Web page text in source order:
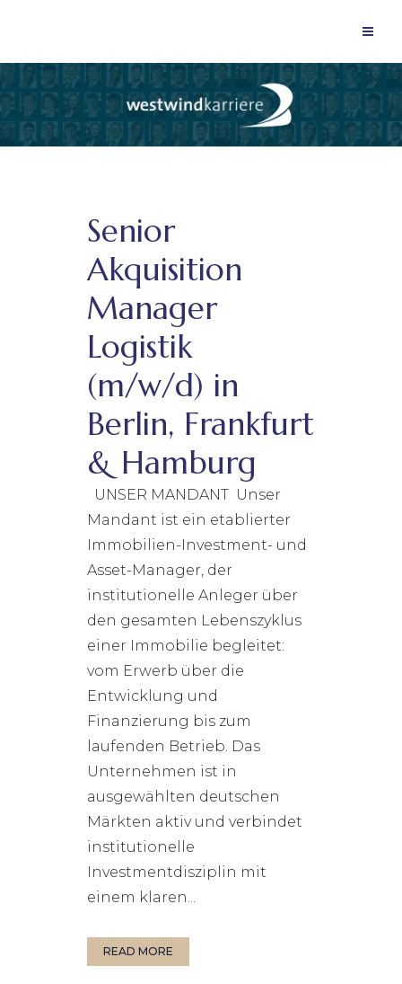
Senior
Akquisition
Manager
Logistik
(m/w/d) in
Berlin, Frankfurt
& Hamburg
UNSER MANDANT Unser
Mandant ist ein etablierter
Immobilien-Investment- und
Asset-Manager, der
institutionelle Anleger über
den gesamten Lebenszyklus
einer Immobilie begleitet:
vom Erwerb über die
Entwicklung und
Finanzierung bis zum
laufenden Betrieb. Das
Unternehmen ist in
ausgewählten deutschen
Märkten aktiv und verbindet
institutionelle
Investmentdisziplin mit
einem klaren...
READ MORE